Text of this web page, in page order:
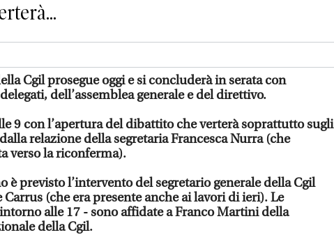
Cgil prosegue oggi e si concluderà in serata con
dell’assemblea generale e del direttivo.
9 con l’apertura del dibattito che verterà soprattutto sugli
relazione della segretaria Francesca Nurra (che
verso la riconferma).
è previsto l’intervento del segretario generale della Cgil
(che era presente anche ai lavori di ieri). Le
alle 17 - sono affidate a Franco Martini della
della Cgil.